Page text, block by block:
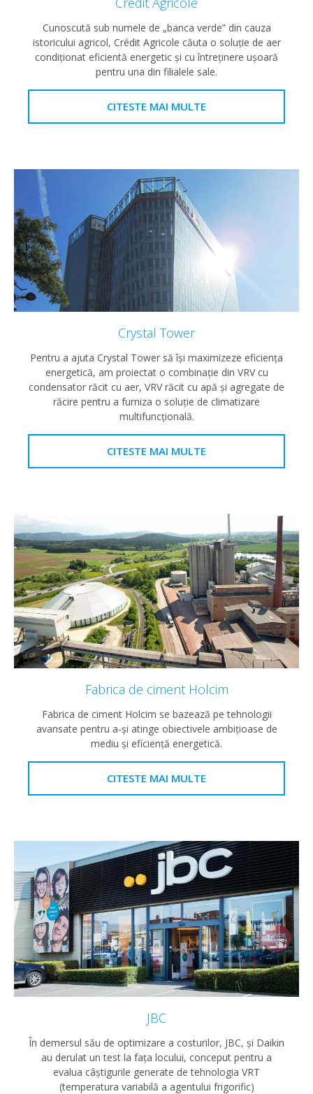
Cunoscută sub numele de „banca verde” din cauza
istoricului agricol, Crédit Agricole căuta o soluție de aer
condiționat eficientă energetic și cu întreținere ușoară
pentru una din filialele sale.
CITESTE MAI MULTE
Crystal Tower
Pentru a ajuta Crystal Tower să își maximizeze eficiența
energetică, am proiectat o combinație din VRV cu
condensator răcit cu aer, VRV răcit cu apă și agregate de
răcire pentru a furniza o soluție de climatizare
multifuncțională.
CITESTE MAI MULTE
Fabrica de ciment Holcim
Fabrica de ciment Holcim se bazează pe tehnologii
avansate pentru a-și atinge obiectivele ambițioase de
mediu și eficiență energetică.
CITESTE MAI MULTE
JBC
În demersul său de optimizare a costurilor, JBC, şi Daikin
au derulat un test la faţa locului, conceput pentru a
evalua câştigurile generate de tehnologia VRT
(temperatura variabilă a agentului frigorific)